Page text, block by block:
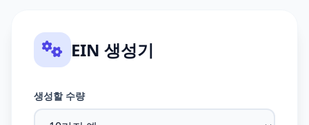
EIN 생성기
생성할 수량